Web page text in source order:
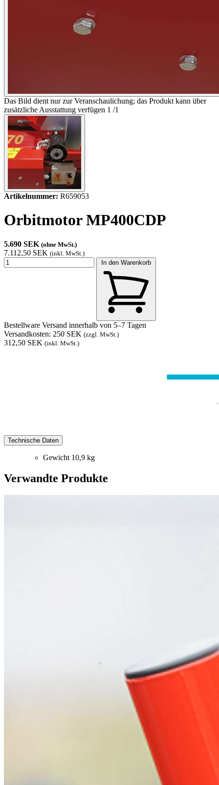
Das Bild dient nur zur Veranschaulichung; das Produkt kann über
zusätzliche Ausstattung verfügen 1 /1
Artikelnummer: R659053
Orbitmotor MP400CDP
5.690 SEK (ohne MwSt.)
7.112,50 SEK (inkl. MwSt.)
In den Warenkorb
Bestellware Versand innerhalb von 5–7 Tagen
Versandkosten: 250 SEK (zzgl. MwSt.)
312,50 SEK (inkl. MwSt.)
Technische Daten
Gewicht 10,9 kg
Verwandte Produkte